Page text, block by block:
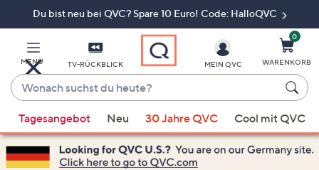
Du bist neu bei QVC? Spare 10 Euro! Code: HalloQVC
MENÜ TV-RÜCKBLICK
Wonach
suchst
du
heute?
Vorschläge
verfügbar
sind,
MEIN QVC
0
WARENKORB
Tagesangebot Neu 30 Jahre QVC Cool mit QVC